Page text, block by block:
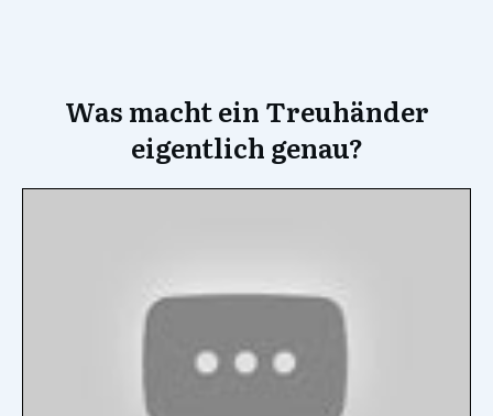
Was macht ein Treuhänder
eigentlich genau?